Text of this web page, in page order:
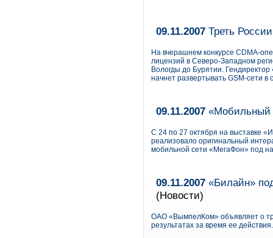
09.11.2007 Треть
На вчерашнем конкурсе CDMA-
лицензий в Северо-Западном
Вологды до Бурятии.
начнет развертывать GSM-сети
09.11.2007 «Мобильный
С 24 по 27 октября на выставке
реализовало оригинальный
мобильной сети «МегаФон» под
09.11.2007 «Билайн»
(Новости)
ОАО «ВымпелКом» объявляет о
результатах за время ее действия.